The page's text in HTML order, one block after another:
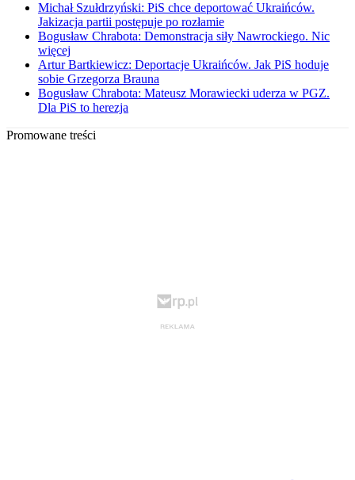
Michał Szułdrzyński: PiS chce deportować Ukraińców.
Jakizacja partii postępuje po rozłamie
Bogusław Chrabota: Demonstracja siły Nawrockiego. Nic
więcej
Artur Bartkiewicz: Deportacje Ukraińców. Jak PiS hoduje
sobie Grzegorza Brauna
Bogusław Chrabota: Mateusz Morawiecki uderza w PGZ.
Dla PiS to herezja
Promowane treści